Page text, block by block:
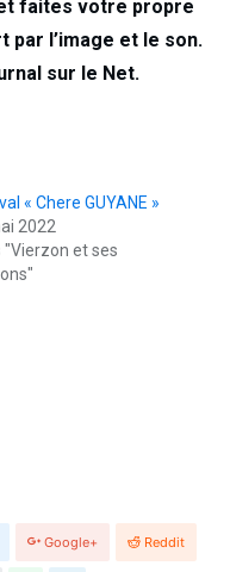
faites votre propre
par l’image et le son.
sur le Net.
« Chere GUYANE »
2022
"Vierzon et ses
Google+ Reddit